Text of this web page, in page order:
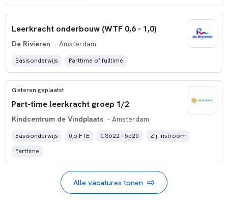
Leerkracht onderbouw (WTF 0,6 - 1,0)
De Rivieren - Amsterdam
Basisonderwijs Parttime of fulltime
Gisteren geplaatst
Part-time leerkracht groep 1/2
Kindcentrum de Vindplaats - Amsterdam
Basisonderwijs 0,6 FTE € 3622 - 5520
Zij-instroom
Parttime
Alle vacatures tonen